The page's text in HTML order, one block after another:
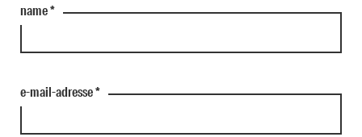
name*
e-mail-adresse*